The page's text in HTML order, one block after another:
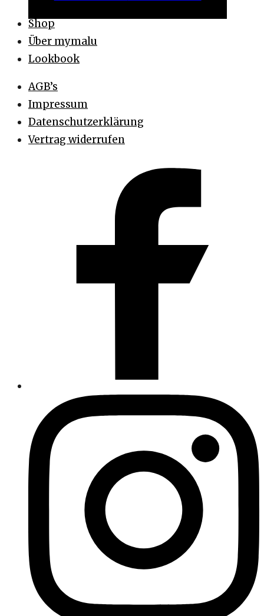
Shop
Über mymalu
Lookbook
AGB’s
Impressum
Datenschutzerklärung
Vertrag widerrufen